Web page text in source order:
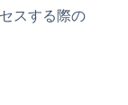
スする際の